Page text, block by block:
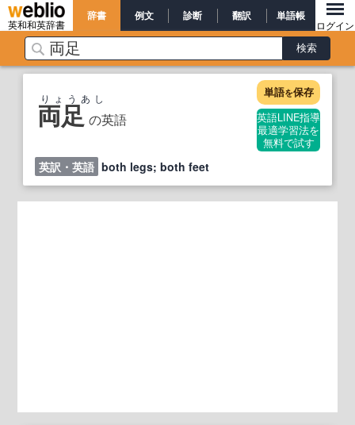
英和和英辞書
辞書 例文 診断 翻訳 単語帳
ログイン
両足 の英語
りょうあし 単語を保存
英語LINE指導
最適学習法を
無料で試す
英訳・英語 both legs; both feet